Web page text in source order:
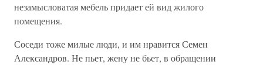
незамысловатая мебель придает ей вид жилого
помещения.
Соседи тоже милые люди, и им нравится Семен
Александров. Не пьет, жену не бьет, в обращении